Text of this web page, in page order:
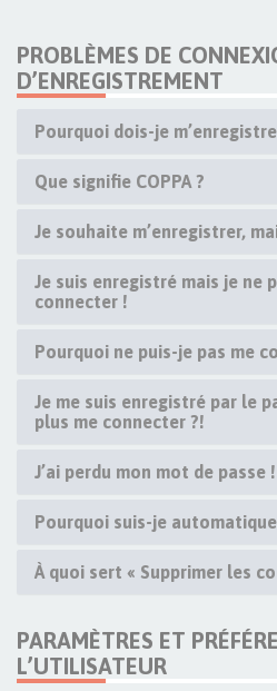
PROBLÈMES DE
D’ENREGISTREMENT
Pourquoi dois-je
Que signifie COPPA ?
Je souhaite m’enregistrer,
Je suis enregistré mais je ne
connecter !
Pourquoi ne puis-je pas me
Je me suis enregistré par le
plus me connecter ?!
J’ai perdu mon mot de passe !
Pourquoi suis-je
À quoi sert « Supprimer les
PARAMÈTRES ET
L’UTILISATEUR